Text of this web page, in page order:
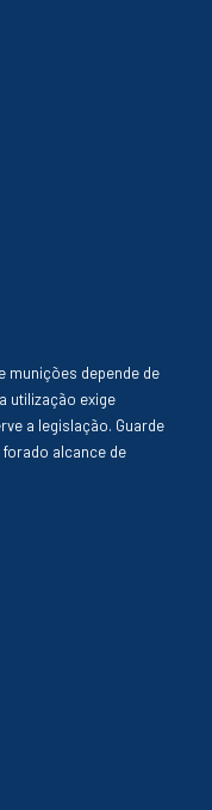
munições depende de
utilização exige
a legislação. Guarde
alcance de